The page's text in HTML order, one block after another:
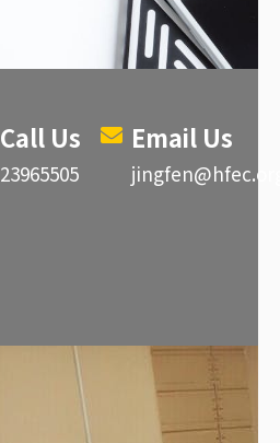
Call Us
23965505
Email Us